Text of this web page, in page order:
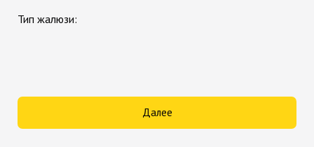
Тип жалюзи:
Далее